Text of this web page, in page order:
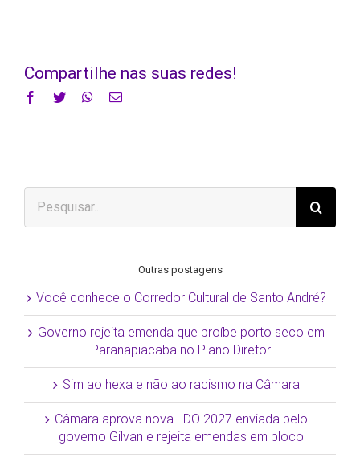
Compartilhe nas suas redes!
Facebook
TwitterWhatsApp
E-
resultados
para:
Outras postagens
Você conhece o Corredor Cultural de Santo André?
Governo rejeita emenda que proíbe porto seco em
Paranapiacaba no Plano Diretor
Sim ao hexa e não ao racismo na Câmara
Câmara aprova nova LDO 2027 enviada pelo
governo Gilvan e rejeita emendas em bloco